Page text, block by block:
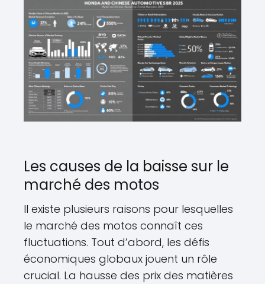
Les causes de la baisse sur le
marché des motos
Il existe plusieurs raisons pour lesquelles
le marché des motos connaît ces
fluctuations. Tout d’abord, les défis
économiques globaux jouent un rôle
crucial. La hausse des prix des matières